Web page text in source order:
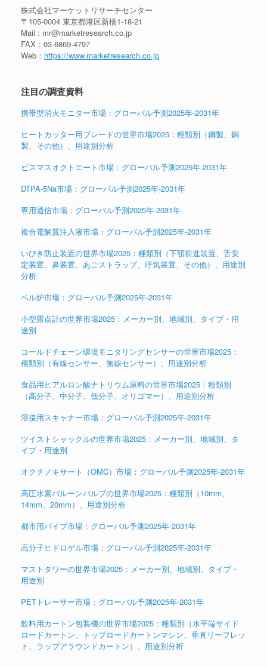
株式会社マーケットリサーチセンター
〒105-0004 東京都港区新橋1-18-21
Mail : mr@marketresearch.co.jp
FAX：03-6869-4797
Web： https://www.marketresearch.co.jp
注目の調査資料
携帯型消火モニター市場：グローバル予測2025年-2031年
ヒートカッター用ブレードの世界市場2025：種類別（鋼製、銅
製、その他）、用途別分析
ビスマスオクトエート市場：グローバル予測2025年-2031年
DTPA-5Na市場：グローバル予測2025年-2031年
専用通信市場：グローバル予測2025年-2031年
複合電解質注入液市場：グローバル予測2025年-2031年
いびき防止装置の世界市場2025：種類別（下顎前進装置、舌安
定装置、鼻装置、あごストラップ、呼気装置、その他）、用途別
分析
ベル炉市場：グローバル予測2025年-2031年
小型露点計の世界市場2025：メーカー別、地域別、タイプ・用
途別
コールドチェーン環境モニタリングセンサーの世界市場2025：
種類別（有線センサー、無線センサー）、用途別分析
食品用ヒアルロン酸ナトリウム原料の世界市場2025：種類別
（高分子、中分子、低分子、オリゴマー）、用途別分析
溶接用スキャナー市場：グローバル予測2025年-2031年
ツイストシャックルの世界市場2025：メーカー別、地域別、タ
イプ・用途別
オクチノキサート（OMC）市場：グローバル予測2025年-2031年
高圧水素バルーンバルブの世界市場2025：種類別（10mm、
14mm、20mm）、用途別分析
都市用パイプ市場：グローバル予測2025年-2031年
高分子ヒドロゲル市場：グローバル予測2025年-2031年
マストタワーの世界市場2025：メーカー別、地域別、タイプ・
用途別
PETトレーサー市場：グローバル予測2025年-2031年
飲料用カートン包装機の世界市場2025：種類別（水平端サイド
ロードカートン、トップロードカートンマシン、垂直リーフレッ
ト、ラップアラウンドカートン）、用途別分析